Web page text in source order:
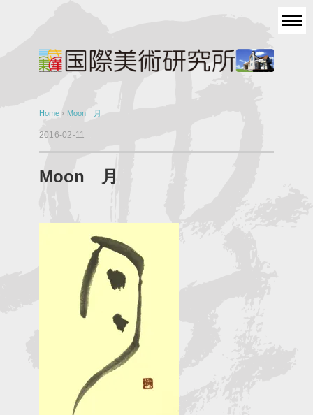
Home › Moon 月
2016-02-11
Moon 月